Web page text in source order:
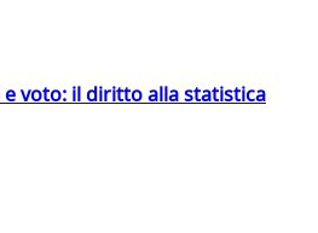
voto: il diritto alla statistica